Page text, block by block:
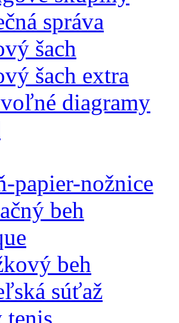
správa
šach
šach extra
diagramy
papier-nožnice
beh
beh
súťaž
tenis